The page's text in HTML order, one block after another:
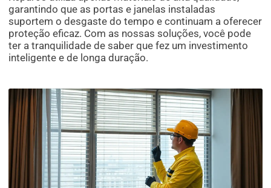
garantindo que as portas e janelas instaladas
suportem o desgaste do tempo e continuam a oferecer
proteção eficaz. Com as nossas soluções, você pode
ter a tranquilidade de saber que fez um investimento
inteligente e de longa duração.